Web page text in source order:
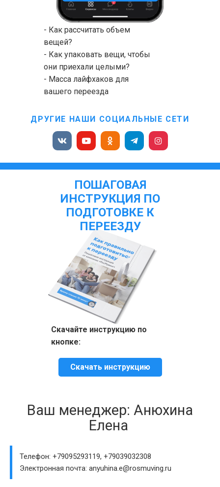
- Как рассчитать объем
вещей?
- Как упаковать вещи, чтобы
они приехали целыми?
- Масса лайфхаков для
вашего переезда
ДРУГИЕ НАШИ СОЦИАЛЬНЫЕ СЕТИ
ПОШАГОВАЯ
ИНСТРУКЦИЯ ПО
ПОДГОТОВКЕ К
ПЕРЕЕЗДУ
Скачайте инструкцию по
кнопке:
Скачать инструкцию
Ваш менеджер: Анюхина
Елена
Телефон: +79095293119, +79039032308
Электронная почта: anyuhina.e@rosmuving.ru